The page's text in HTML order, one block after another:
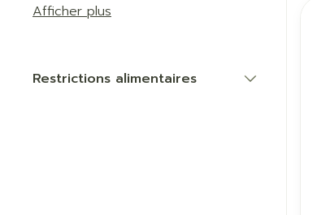
Afficher plus
Restrictions alimentaires